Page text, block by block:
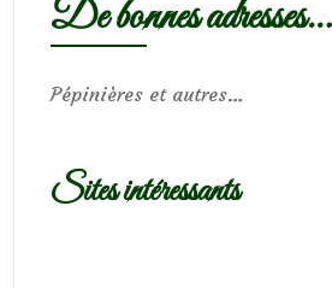
De bonnes adresses…
Pépinières et autres…
Sites intéressants